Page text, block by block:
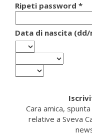
Ripeti password *
Data di nascita
Cara amica,
relative a Sveva